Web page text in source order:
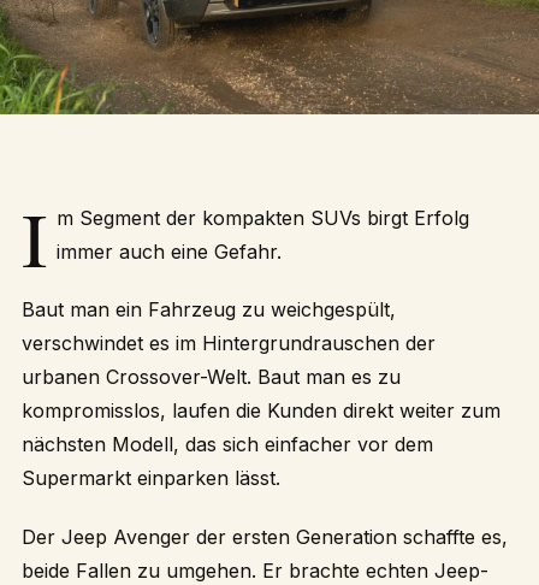
I m Segment der kompakten SUVs birgt Erfolg
immer auch eine Gefahr.
Baut man ein Fahrzeug zu weichgespült,
verschwindet es im Hintergrundrauschen der
urbanen Crossover-Welt. Baut man es zu
kompromisslos, laufen die Kunden direkt weiter zum
nächsten Modell, das sich einfacher vor dem
Supermarkt einparken lässt.
Der Jeep Avenger der ersten Generation schaffte es,
beide Fallen zu umgehen. Er brachte echten Jeep-